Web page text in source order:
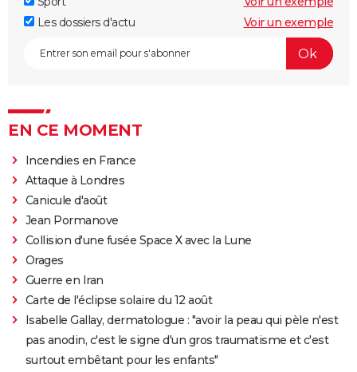
Les dossiers d'actu
Voir un exemple
EN CE MOMENT
Incendies en France
Attaque à Londres
Canicule d'août
Jean Pormanove
Collision d'une fusée Space X avec la Lune
Orages
Guerre en Iran
Carte de l'éclipse solaire du 12 août
Isabelle Gallay, dermatologue : "avoir la peau qui pèle n'est
pas anodin, c'est le signe d'un gros traumatisme et c'est
surtout embêtant pour les enfants"